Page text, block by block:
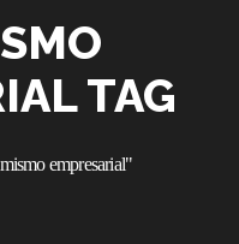
TAG
empresarial"